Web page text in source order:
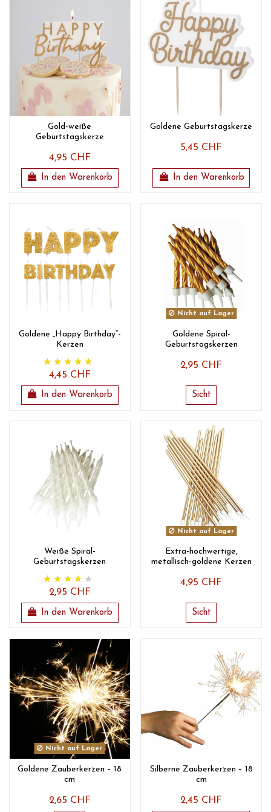
Gold-weiße
Geburtstagskerze
4,95 CHF
In den Warenkorb
Goldene Geburtstagskerze
5,45 CHF
In den Warenkorb
Goldene „Happy Birthday“-
Kerzen
4,45 CHF
In den Warenkorb
Nicht auf Lager
Goldene Spiral-
Geburtstagskerzen
2,95 CHF
Sicht
Weiße Spiral-
Geburtstagskerzen
2,95 CHF
In den Warenkorb
Nicht auf Lager
Extra-hochwertige,
metallisch-goldene Kerzen
4,95 CHF
Sicht
Nicht auf Lager
Goldene Zauberkerzen – 18
cm
2,65 CHF
Silberne Zauberkerzen – 18
cm
2,45 CHF